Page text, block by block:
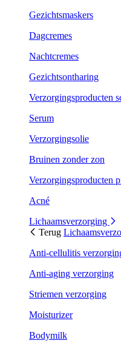
Gezichtsmaskers
Dagcremes
Nachtcremes
Gezichtsontharing
Verzorgingsproducten
Serum
Verzorgingsolie
Bruinen zonder zon
Verzorgingsproducten
Acné
Lichaamsverzorging
Terug
Anti-cellulitis
Anti-aging verzorging
Striemen verzorging
Moisturizer
Bodymilk